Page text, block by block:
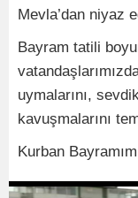
Mevla’dan niyaz
Bayram tatili
uymalarını,
kavuşmalarını
Kurban